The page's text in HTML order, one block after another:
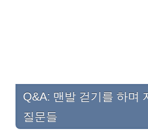
Q&A: 맨발 걷기를 하며
질문들